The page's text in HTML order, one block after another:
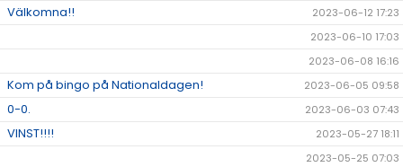
Välkomna!!
2023-06-12 17:23
2023-06-10 17:03
2023-06-08 16:16
Kom på bingo på Nationaldagen! 2023-06-05 09:58
0-0. 2023-06-03 07:43
VINST!!!!
2023-05-27 18:11
2023-05-25 07:03